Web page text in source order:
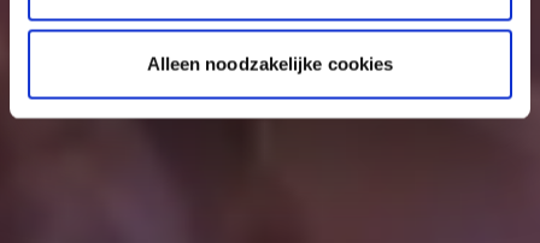
Alleen noodzakelijke cookies